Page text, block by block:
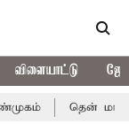
விளையாட்டு
தென் மாவட்டத்தில்